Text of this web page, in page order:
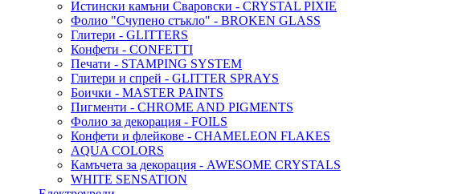
Истински камъни Сваровски - CRYSTAL PIXIE
Фолио "Счупено стъкло" - BROKEN GLASS
Глитери - GLITTERS
Конфети - CONFETTI
Печати - STAMPING SYSTEM
Глитери и спрей - GLITTER SPRAYS
Боички - MASTER PAINTS
Пигменти - CHROME AND PIGMENTS
Фолио за декорация - FOILS
Конфети и флейкове - CHAMELEON FLAKES
AQUA COLORS
Камъчета за декорация - AWESOME CRYSTALS
WHITE SENSATION